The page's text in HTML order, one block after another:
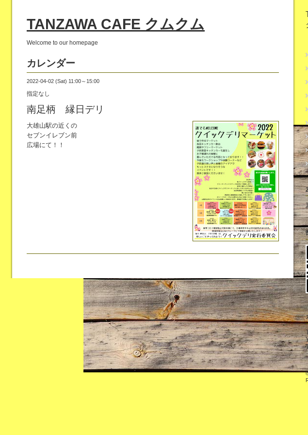
TANZAWA CAFE クムクム
Welcome to our homepage
カレンダー
2022-04-02 (Sat) 11:00～15:00
指定なし
南足柄 縁日デリ
大雄山駅の近くの
セブンイレブン前
広場にて！！